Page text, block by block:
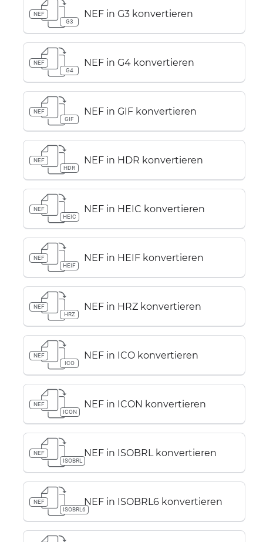
NEF
G3
NEF in G3 konvertieren
NEF
G4
NEF in G4 konvertieren
NEF
GIF
NEF in GIF konvertieren
NEF
HDR
NEF in HDR konvertieren
NEF
HEIC
NEF in HEIC konvertieren
NEF
HEIF
NEF in HEIF konvertieren
NEF
HRZ
NEF in HRZ konvertieren
NEF
ICO
NEF in ICO konvertieren
NEF
ICON
NEF in ICON konvertieren
NEF
ISOBRL
NEF in ISOBRL konvertieren
NEF
ISOBRL6
NEF in ISOBRL6 konvertieren